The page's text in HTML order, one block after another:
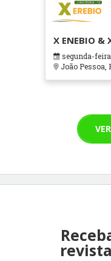
X ENEBIO &
segunda-
João Pessoa,